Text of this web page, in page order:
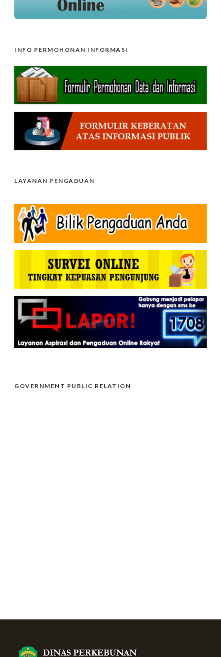
INFO PERMOHONAN INFORMASI
LAYANAN PENGADUAN
GOVERNMENT PUBLIC RELATION